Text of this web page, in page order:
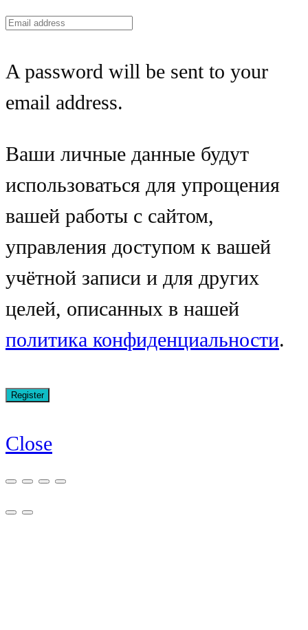
A password will be sent to your
email address.
Ваши личные данные будут
использоваться для упрощения
вашей работы с сайтом,
управления доступом к вашей
учётной записи и для других
целей, описанных в нашей
политика конфиденциальности.
Close